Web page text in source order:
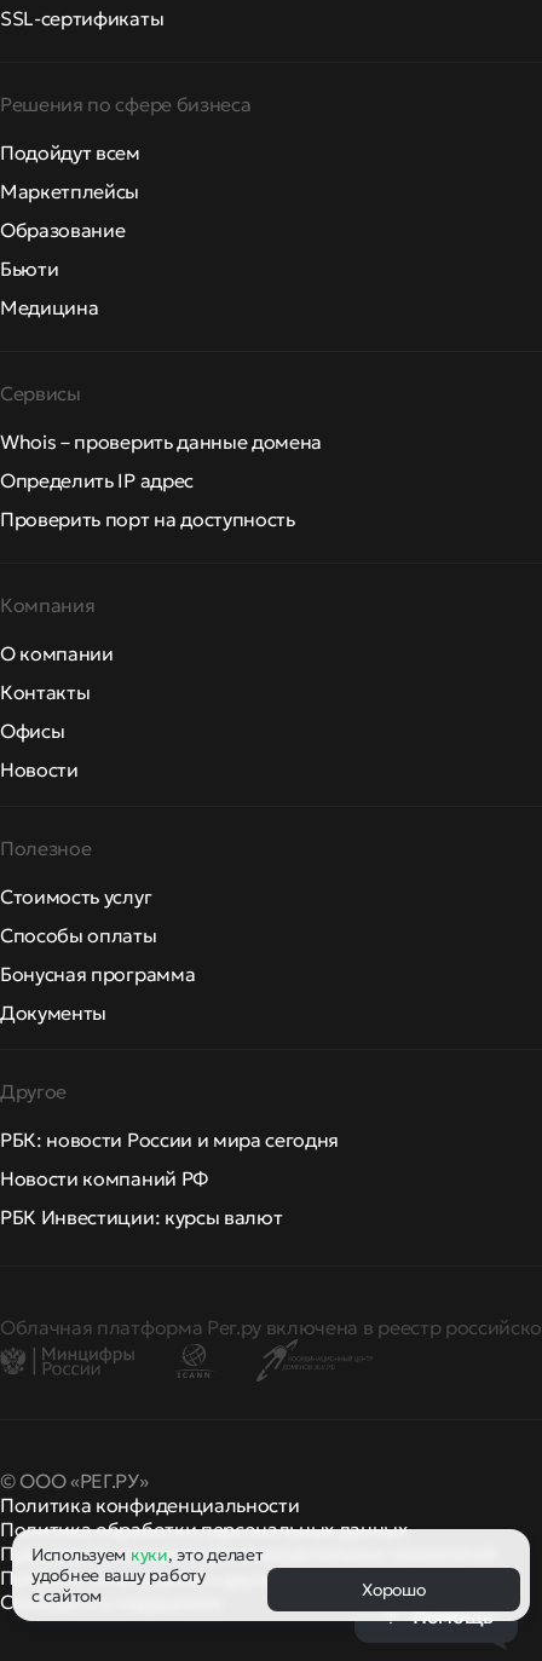
SSL-сертификаты
Решения по сфере бизнеса
Подойдут всем
Маркетплейсы
Образование
Бьюти
Медицина
Сервисы
Whois – проверить данные домена
Определить IP адрес
Проверить порт на доступность
Компания
О компании
Контакты
Офисы
Новости
Полезное
Стоимость услуг
Способы оплаты
Бонусная программа
Документы
Другое
РБК: новости России и мира сегодня
Новости компаний РФ
РБК Инвестиции: курсы валют
Облачная платформа Рег.ру включена в реестр
© ООО «РЕГ.РУ»
Политика конфиденциальности
Политика обработки персональных данных
Правила применения рекомендательных технологий
Правила пользованияи другие
правила и политики
Сообщить о нарушении
Используем куки, это делает
удобнее вашу работу
с сайтом
Хорошо
Помощь